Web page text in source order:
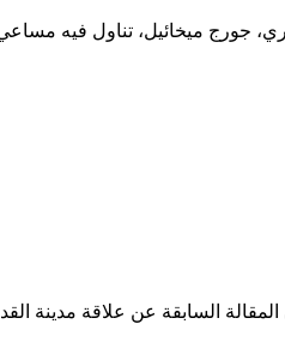
جورج ميخائيل، تناول فيه
السابقة عن علاقة